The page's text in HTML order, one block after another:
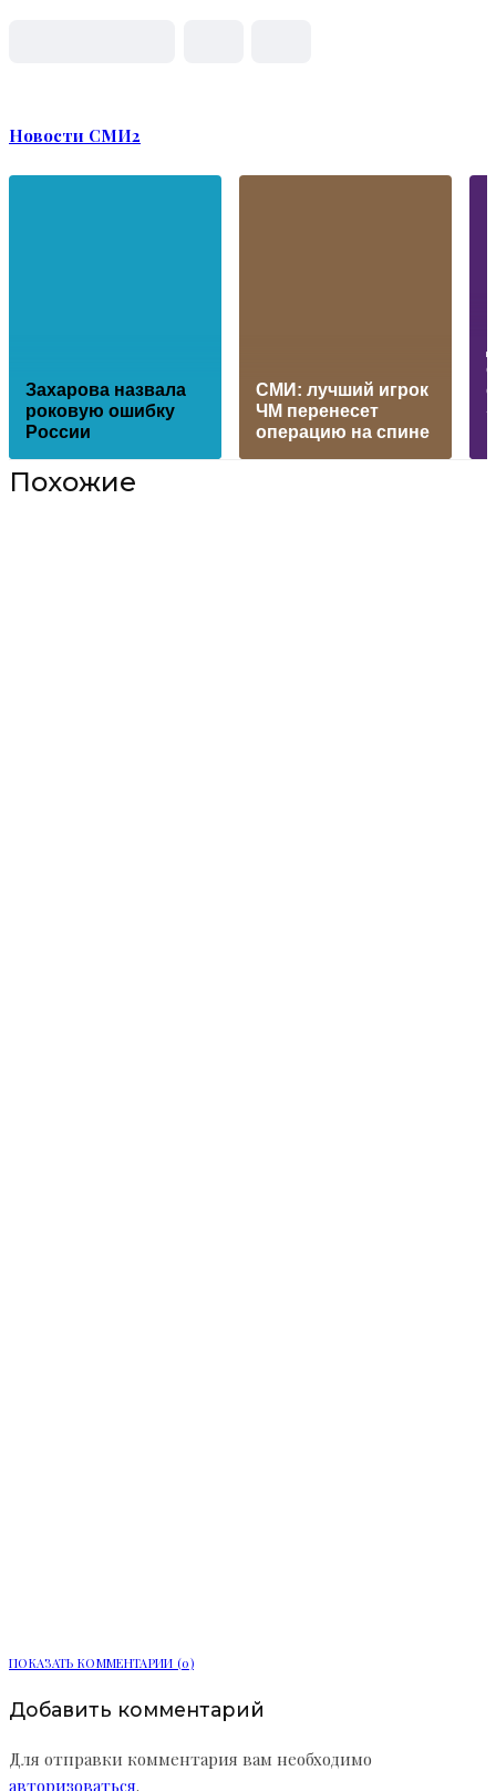
Новости СМИ2
Захарова назвала
роковую ошибку
России
СМИ: лучший игрок
ЧМ перенесет
операцию на спине
Похожие
ПОКАЗАТЬ КОММЕНТАРИИ (0)
Добавить комментарий
Для отправки комментария вам необходимо
авторизоваться.